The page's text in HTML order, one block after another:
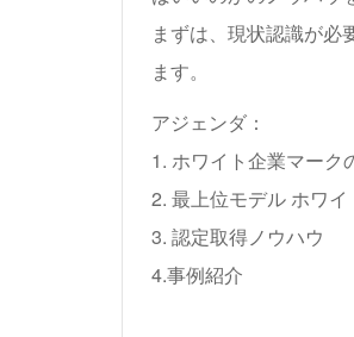
まずは、現状認識が必
ます。
アジェンダ：
1. ホワイト企業マーク
2. 最上位モデル ホワ
3. 認定取得ノウハウ
4.事例紹介